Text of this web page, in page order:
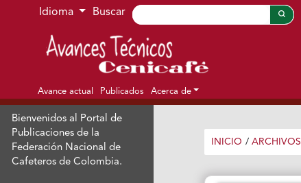
Ir al menú de navegación principal
Ir al contenido principal
Ir al pie de página del sitio
Idioma Buscar
Avance actual Publicados Acerca de
Bienvenidos al Portal de
Publicaciones de la
Federación Nacional de
Cafeteros de Colombia.
INICIO / ARCHIVOS